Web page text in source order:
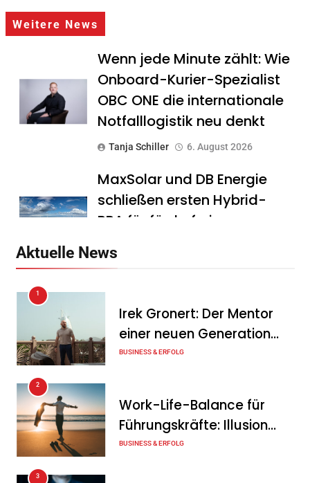
Weitere News
Wenn jede Minute zählt: Wie
Onboard-Kurier-Spezialist
OBC ONE die internationale
Notfalllogistik neu denkt
Tanja Schiller 6. August 2026
MaxSolar und DB Energie
schließen ersten Hybrid-
PPA für förderfreie
Tanja Schiller
Geschäftsverlauf im
zweiten Quartal
Intersolar-Trend 2026:
Warum Batteriespeicher
zum wichtigsten Baustein
der Energiewende werden
Aktuelle News
1
Irek Gronert: Der Mentor
einer neuen Generation
von Unternehmern
BUSINESS & ERFOLG
2
Work-Life-Balance für
Führungskräfte: Illusion
oder echte Chance?
BUSINESS & ERFOLG
3